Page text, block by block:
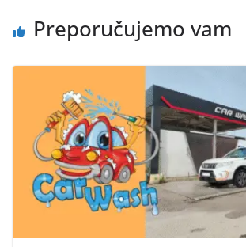
Preporučujemo vam